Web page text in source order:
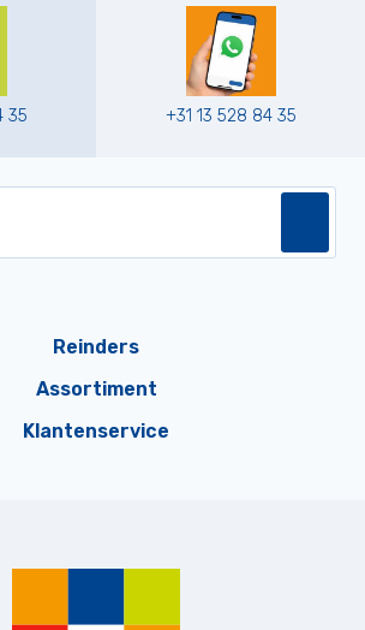
35 +31 13 528 84 35
Reinders
Assortiment
Klantenservice